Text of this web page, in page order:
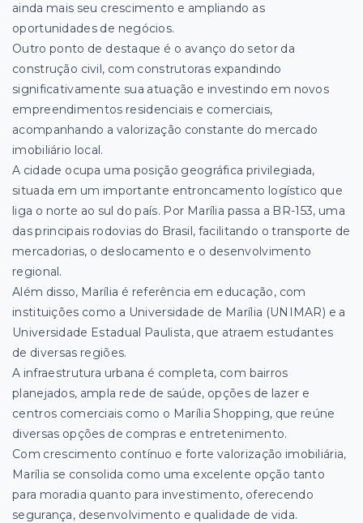
ainda mais seu crescimento e ampliando as
oportunidades de negócios.
Outro ponto de destaque é o avanço do setor da
construção civil, com construtoras expandindo
significativamente sua atuação e investindo em novos
empreendimentos residenciais e comerciais,
acompanhando a valorização constante do mercado
imobiliário local.
A cidade ocupa uma posição geográfica privilegiada,
situada em um importante entroncamento logístico que
liga o norte ao sul do país. Por Marília passa a BR-153, uma
das principais rodovias do Brasil, facilitando o transporte de
mercadorias, o deslocamento e o desenvolvimento
regional.
Além disso, Marília é referência em educação, com
instituições como a Universidade de Marília (UNIMAR) e a
Universidade Estadual Paulista, que atraem estudantes
de diversas regiões.
A infraestrutura urbana é completa, com bairros
planejados, ampla rede de saúde, opções de lazer e
centros comerciais como o Marília Shopping, que reúne
diversas opções de compras e entretenimento.
Com crescimento contínuo e forte valorização imobiliária,
Marília se consolida como uma excelente opção tanto
para moradia quanto para investimento, oferecendo
segurança, desenvolvimento e qualidade de vida.